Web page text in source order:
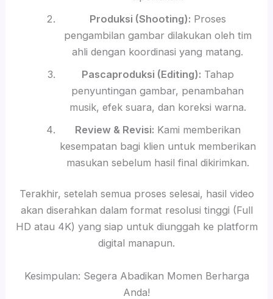
Produksi (Shooting): Proses
pengambilan gambar dilakukan oleh tim
ahli dengan koordinasi yang matang.
Pascaproduksi (Editing): Tahap
penyuntingan gambar, penambahan
musik, efek suara, dan koreksi warna.
Review & Revisi: Kami memberikan
kesempatan bagi klien untuk memberikan
masukan sebelum hasil final dikirimkan.
Terakhir, setelah semua proses selesai, hasil video
akan diserahkan dalam format resolusi tinggi (Full
HD atau 4K) yang siap untuk diunggah ke platform
digital manapun.
Kesimpulan: Segera Abadikan Momen Berharga
Anda!